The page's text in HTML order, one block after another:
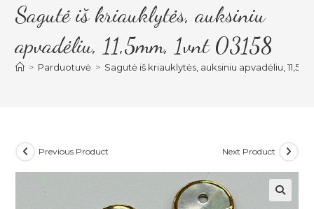
Sagutė iš kriauklytės, auksiniu
apvadėliu, 11,5mm, 1vnt 03158
> Parduotuvė > Sagutė iš kriauklytės, auksiniu apvadėliu,
Previous Product Next Product